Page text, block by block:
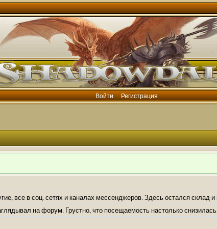
Войти Регистрация
все в соц. сетях и каналах мессенджеров. Здесь остался склад
на форум. Грустно, что посещаемость настолько